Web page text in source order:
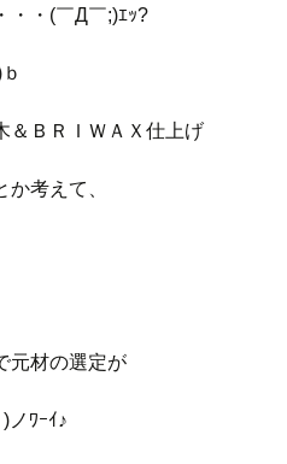
・・(￣Д￣;)ｴｯ?
＆ＢＲＩＷＡＸ仕上げ
考えて、
元材の選定が
ノﾜｰｲ♪